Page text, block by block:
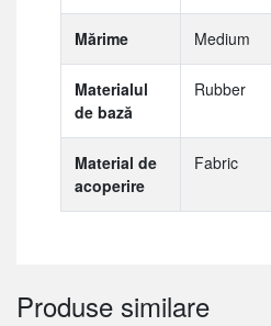
Mărime Medium
Materialul
de bază
Rubber
Material de
acoperire
Fabric
Produse similare